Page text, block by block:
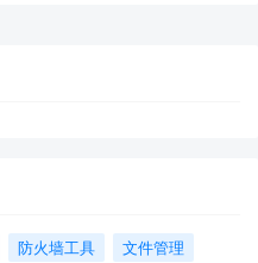
防火墙工具
文件管理